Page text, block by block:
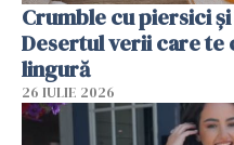
Crumble cu piersici
Desertul verii care te
lingură
26 IULIE 2026